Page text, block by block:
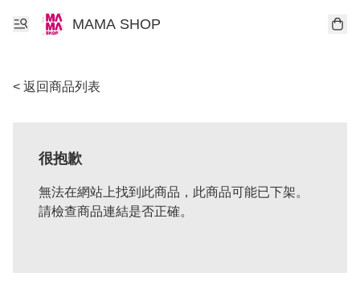
MAMA SHOP
< 返回商品列表
很抱歉
無法在網站上找到此商品，此商品可能已下架。
請檢查商品連結是否正確。